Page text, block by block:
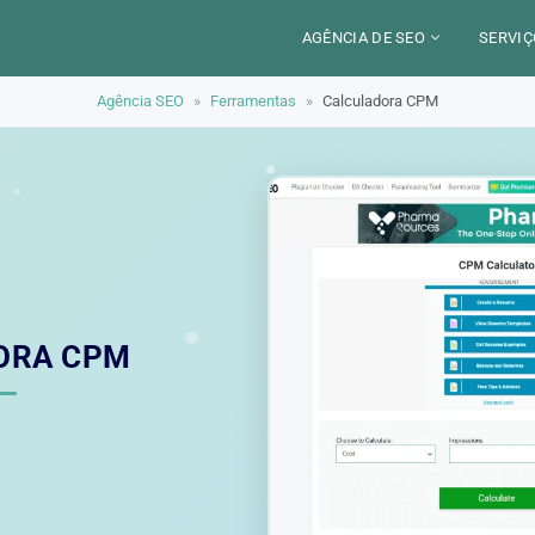
AGÊNCIA DE SEO
LOCALIZAÇÃO
PARIS
TRABALHO
ALEXANDRE MAROTEL
Agência SEO » Ferramentas » Calculadora CPM
CPM